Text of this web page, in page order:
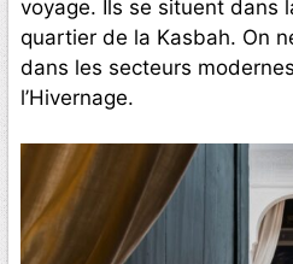
voyage. Ils se situent dans
quartier de la Kasbah. On
dans les secteurs
l’Hivernage.